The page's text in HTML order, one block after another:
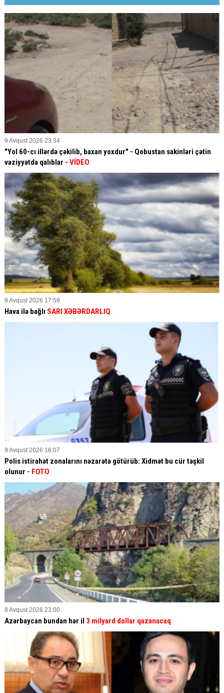
9 Avqust 2026 23:34
"Yol 60-cı illərdə çəkilib, baxan yoxdur" - Qobustan sakinləri çətin
vəziyyətdə qalıblar - VİDEO
9 Avqust 2026 17:59
Hava ilə bağlı SARI XƏBƏRDARLIQ
9 Avqust 2026 16:07
Polis istirahət zonalarını nəzarətə götürüb: Xidmət bu cür təşkil
olunur - FOTO
8 Avqust 2026 23:00
Azərbaycan bundan hər il 3 milyard dollar qazanacaq